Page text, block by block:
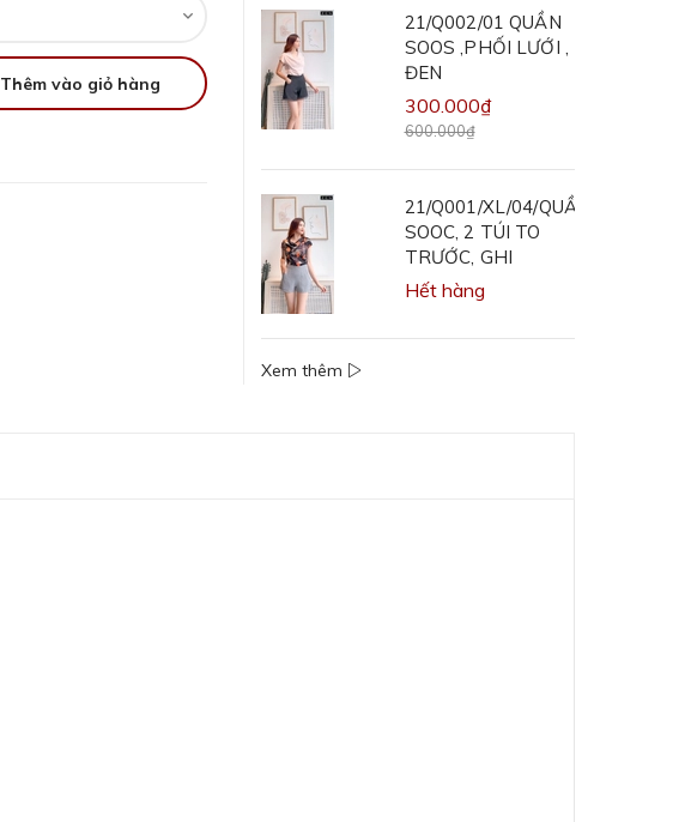
Thêm vào giỏ hàng
21/Q002/01 QUẦN
SOOS ,PHỐI LƯỚI ,
ĐEN
300.000₫
600.000₫
21/Q001/XL/04/QUẦN
SOOC, 2 TÚI TO
TRƯỚC, GHI
Hết hàng
Xem thêm